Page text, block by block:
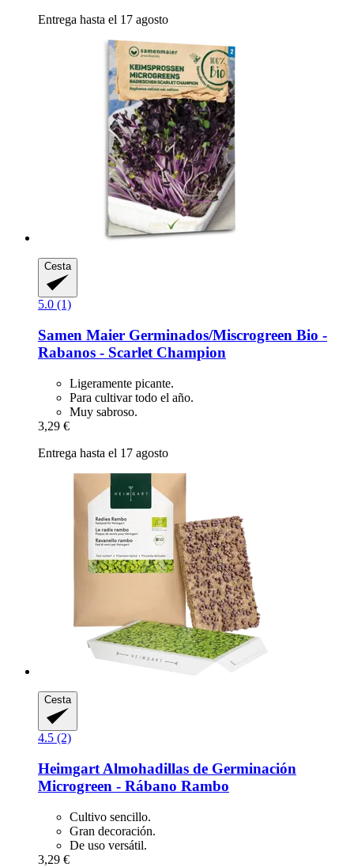
Entrega hasta el 17 agosto
Cesta
5.0 (1)
Samen Maier Germinados/Miscrogreen Bio -​
Rabanos -​ Scarlet Champion
Ligeramente picante.
Para cultivar todo el año.
Muy sabroso.
3,29 €
Entrega hasta el 17 agosto
Cesta
4.5 (2)
Heimgart Almohadillas de Germinación
Microgreen -​ Rábano Rambo
Cultivo sencillo.
Gran decoración.
De uso versátil.
3,29 €